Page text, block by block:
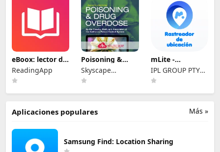
eBoox: lector de
libros epub
ReadingApp
Poisoning &
Drug Overdose
Info
Skyscape
Medpresso Inc
mLite -
Localizador GPS
IPL GROUP PTY
LTD
Más »
Aplicaciones populares
Samsung Find: Location Sharing